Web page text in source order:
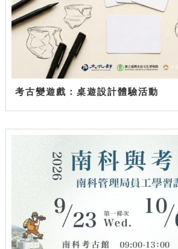
考古變遊戲：桌遊設計體驗活動